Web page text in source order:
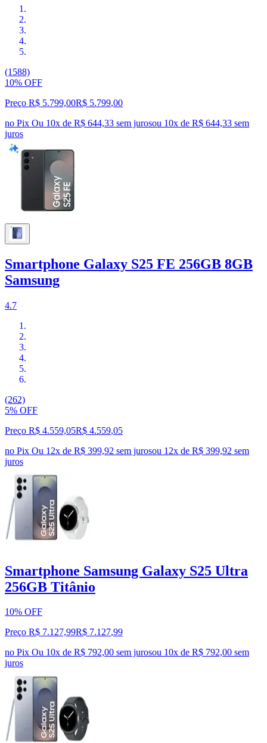
(1588)
10% OFF
Preço R$ 5.799,00R$ 5.799,00
no Pix Ou 10x de R$ 644,33 sem jurosou 10x de R$ 644,33 sem
juros
Smartphone Galaxy S25 FE 256GB 8GB
Samsung
4.7
(262)
5% OFF
Preço R$ 4.559,05R$ 4.559,05
no Pix Ou 12x de R$ 399,92 sem jurosou 12x de R$ 399,92 sem
juros
Smartphone Samsung Galaxy S25 Ultra
256GB Titânio
10% OFF
Preço R$ 7.127,99R$ 7.127,99
no Pix Ou 10x de R$ 792,00 sem jurosou 10x de R$ 792,00 sem
juros